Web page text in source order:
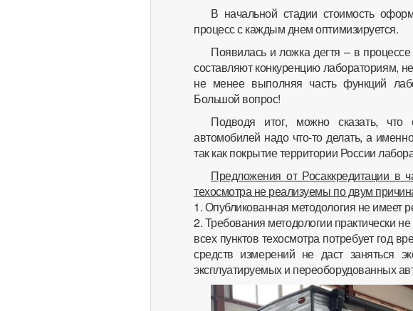
В начальной стадии стоимость
процесс с каждым днем оптимизируется.
Появилась и ложка дегтя – в
составляют конкуренцию лабораториям,
не менее выполняя часть функций
Большой вопрос!
Подводя итог, можно сказать,
автомобилей надо что-то делать, а
так как покрытие территории России
Предложения от Росаккредитации в
техосмотра не реализуемы по двум
1. Опубликованная методология не имеет
2. Требования методологии практически
всех пунктов техосмотра потребует год
средств измерений не даст заняться
эксплуатируемых и переоборудованных